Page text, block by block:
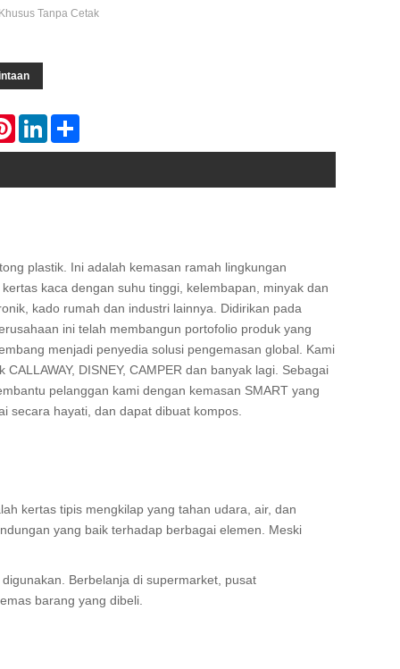
Tanpa Cetak
PinterestLinkedIn
plastik. Ini adalah kemasan ramah lingkungan
kaca dengan suhu tinggi, kelembapan, minyak dan
kado rumah dan industri lainnya. Didirikan pada
ini telah membangun portofolio produk yang
menjadi penyedia solusi pengemasan global. Kami
DISNEY, CAMPER dan banyak lagi. Sebagai
pelanggan kami dengan kemasan SMART yang
secara hayati, dan dapat dibuat kompos.
kertas tipis mengkilap yang tahan udara, air, dan
yang baik terhadap berbagai elemen. Meski
Berbelanja di supermarket, pusat
barang yang dibeli.